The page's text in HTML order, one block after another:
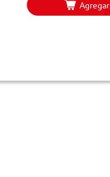
Agregar